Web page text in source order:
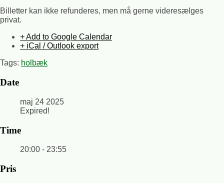
Billetter kan ikke refunderes, men må gerne videresælges
privat.
+ Add to Google Calendar
+ iCal / Outlook export
Tags: holbæk
Date
maj 24 2025
Expired!
Time
20:00 - 23:55
Pris